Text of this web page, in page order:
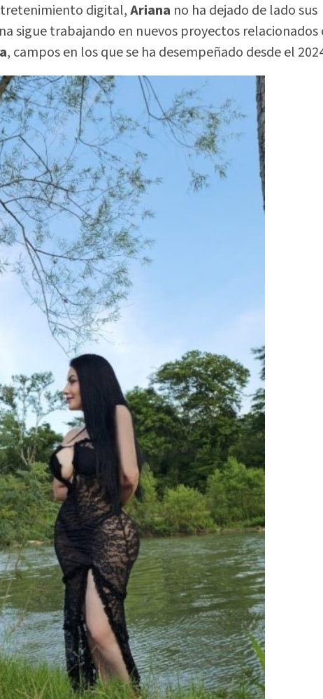
digital,Ariana no ha dejado de lado sus
sigue trabajando en nuevos proyectos relacionados
, campos en los que se ha desempeñado desde el